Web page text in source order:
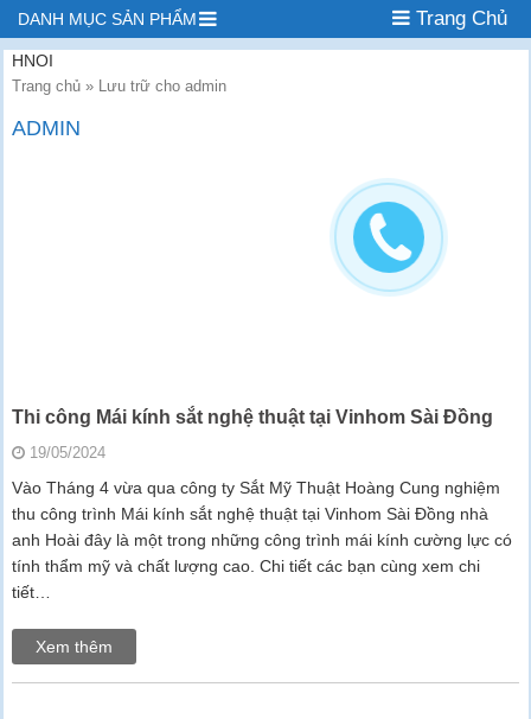
DANH MỤC SẢN PHẨM Trang Chủ
HNOI
Trang chủ » Lưu trữ cho admin
ADMIN
Thi công Mái kính sắt nghệ thuật tại Vinhom Sài Đồng
19/05/2024
Vào Tháng 4 vừa qua công ty Sắt Mỹ Thuật Hoàng Cung nghiệm
thu công trình Mái kính sắt nghệ thuật tại Vinhom Sài Đồng nhà
anh Hoài đây là một trong những công trình mái kính cường lực có
tính thẩm mỹ và chất lượng cao. Chi tiết các bạn cùng xem chi
tiết…
Xem thêm